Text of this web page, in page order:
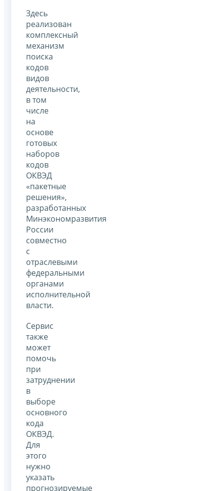
Здесь
реализован
комплексный
механизм
поиска
кодов
видов
деятельности,
в том
числе
на
основе
готовых
наборов
кодов
ОКВЭД
«пакетные
решения»,
разработанных
Минэкономразвития
России
совместно
с
отраслевыми
федеральными
органами
исполнительной
власти.
Сервис
также
может
помочь
при
затруднении
в
выборе
основного
кода
ОКВЭД.
Для
этого
нужно
указать
прогнозируемые